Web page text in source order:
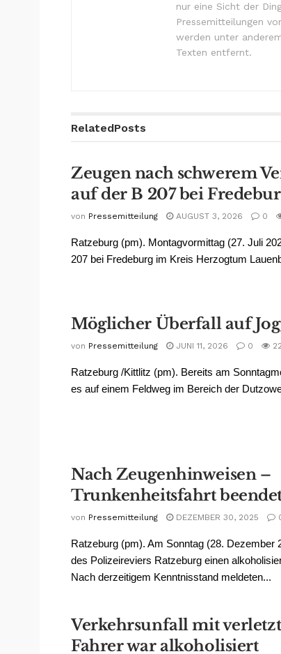
nur eine Sicht der
Pressemitteilungen
werden unter
Texten entfernt.
RelatedPosts
Zeugen nach schwerem
auf der B 207 bei
von Pressemitteilung AUGUST 3, 2026 0
Ratzeburg (pm). Montagvormittag (27. Juli
207 bei Fredeburg im Kreis Herzogtum
Möglicher Überfall auf
von Pressemitteilung JUNI 11, 2026 0
Ratzeburg /Kittlitz (pm). Bereits am
es auf einem Feldweg im Bereich der
Nach Zeugenhinweisen –
Trunkenheitsfahrt
von Pressemitteilung DEZEMBER 30, 2025
Ratzeburg (pm). Am Sonntag (28. Dezember
des Polizeireviers Ratzeburg einen
Nach derzeitigem Kenntnisstand meldeten...
Verkehrsunfall mit
Fahrer war alkoholisiert